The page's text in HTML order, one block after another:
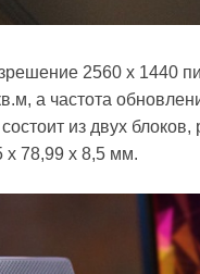
2560 х 1440
а частота
из двух
х 78,99 х 8,5 мм.